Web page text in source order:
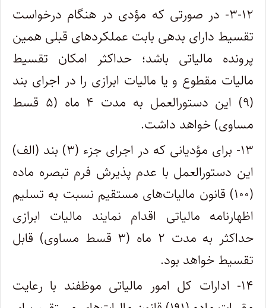
۳-۱۲- در صورتی که مؤدی در هنگام درخواست
تقسیط دارای بدهی بابت عملکرد‌های قبلی همین
پرونده مالیاتی باشد؛ حداکثر امکان تقسیط
مالیات مقطوع و یا مالیات ابرازی را در اجرای بند
(۹) این دستورالعمل به مدت ۴ ماه (۵ قسط
مساوی) خواهد داشت.
۱۳- برای مؤدیانی که در اجرای جزء (۳) بند (الف)
این دستورالعمل با عدم پذیرش فرم تبصره ماده
(۱۰۰) قانون مالیات‌های مستقیم نسبت به تسلیم
اظهارنامه مالیاتی اقدام نمایند مالیات ابرازی
حداکثر به مدت ۲ ماه (۳ قسط مساوی) قابل
تقسیط خواهد بود.
۱۴- ادارات کل امور مالیاتی موظفند با رعایت